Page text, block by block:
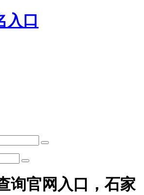
入口
询官网入口，石家